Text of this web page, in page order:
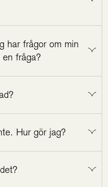
hälsa och livsstil
För att handla utan
du ha fyllt 18 år
ID-handling.
har frågor om min
fråga?
vår kundsupport
om din beställning
när du gjort ditt
Hur gör jag?
att fungera,
90 00 eller